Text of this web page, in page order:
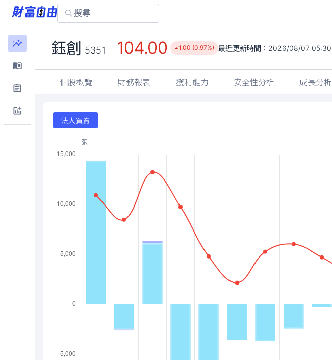
鈺創 5351 104.00 1.00 (0.97%) 最近更新時間： 2026/08/07 05:30
個股概覽 財務報表 獲利能力 安全性分析 成長分析
法人買賣